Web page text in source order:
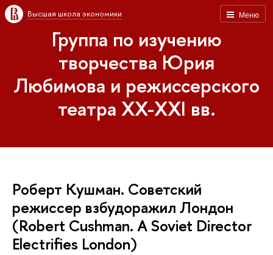
Меню
Высшая школа экономики
Группа по изучению
творчества Юрия
Любимова и режиссерского
театра XX-XXI вв.
Роберт Кушман. Советский
режиссер взбудоражил Лондон
(Robert Cushman. A Soviet Director
Electrifies London)